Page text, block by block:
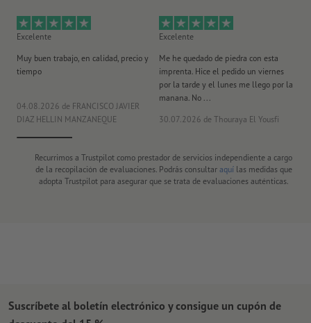
Excelente
Muy buen trabajo, en calidad, precio y
tiempo
04.08.2026 de FRANCISCO JAVIER
DIAZ HELLIN MANZANEQUE
Excelente
Me he quedado de piedra con esta
imprenta. Hice el pedido un viernes
por la tarde y el lunes me llego por la
manana. No ...
30.07.2026 de Thouraya El Yousfi
Recurrimos a Trustpilot como prestador de servicios independiente a cargo
de la recopilación de evaluaciones. Podrás consultar aquílas medidas que
adopta Trustpilot para asegurar que se trata de evaluaciones auténticas.
Suscríbete al boletín electrónico y consigue un cupón de